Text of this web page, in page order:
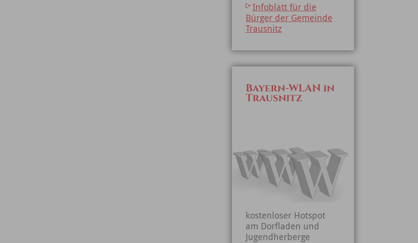
Infoblatt für die
Bürger der Gemeinde
Trausnitz
Bayern-WLAN in
Trausnitz
kostenloser Hotspot
am Dorfladen und
Jugendherberge